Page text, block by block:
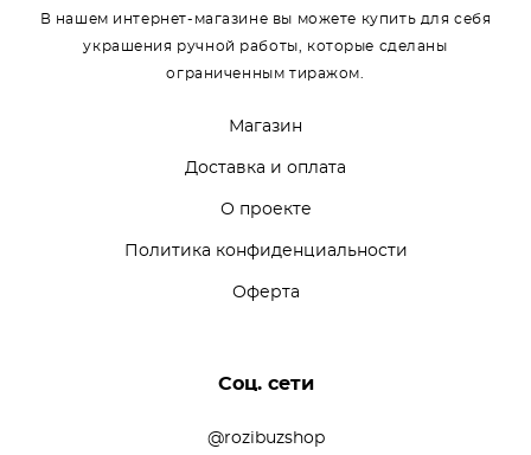
В нашем интернет-магазине вы можете купить для себя
украшения ручной работы, которые сделаны
ограниченным тиражом.
Магазин
Доставка и оплата
О проекте
Политика конфиденциальности
Оферта
Соц. сети
@rozibuzshop